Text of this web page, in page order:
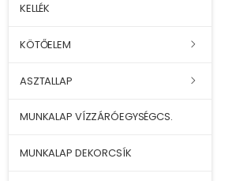
KELLÉK
KÖTŐELEM
ASZTALLAP
MUNKALAP VÍZZÁRÓEGYSÉGCS.
MUNKALAP DEKORCSÍK